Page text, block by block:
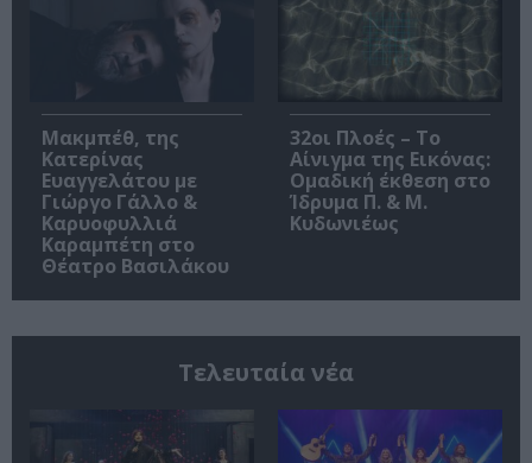
Μακμπέθ, της
Κατερίνας
Ευαγγελάτου με
Γιώργο Γάλλο &
Καρυοφυλλιά
Καραμπέτη στο
Θέατρο Βασιλάκου
32οι Πλοές – Το
Αίνιγμα της Εικόνας:
Ομαδική έκθεση στο
Ίδρυμα Π. & Μ.
Κυδωνιέως
Τελευταία νέα